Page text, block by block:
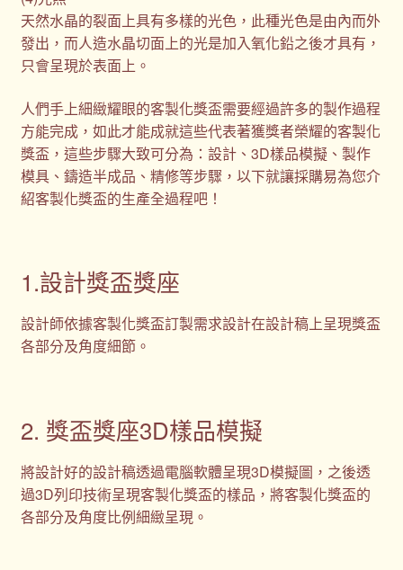
天然水晶的裂面上具有多樣的光色，此種光色是由內而外
發出，而人造水晶切面上的光是加入氧化鉛之後才具有，
只會呈現於表面上。
人們手上細緻耀眼的客製化獎盃需要經過許多的製作過程
方能完成，如此才能成就這些代表著獲獎者榮耀的客製化
獎盃，這些步驟大致可分為：設計、3D樣品模擬、製作
模具、鑄造半成品、精修等步驟，以下就讓採購易為您介
紹客製化獎盃的生產全過程吧！
1.設計獎盃獎座
設計師依據客製化獎盃訂製需求設計在設計稿上呈現獎盃
各部分及角度細節。
2. 獎盃獎座3D樣品模擬
將設計好的設計稿透過電腦軟體呈現3D模擬圖，之後透
過3D列印技術呈現客製化獎盃的樣品，將客製化獎盃的
各部分及角度比例細緻呈現。